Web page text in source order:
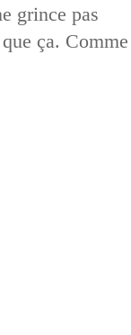
grince pas
ça. Comme